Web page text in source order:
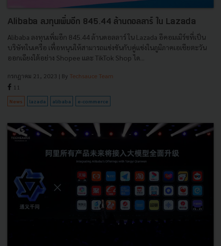
Alibaba ลงทุนเพิ่มอีก 845.44 ล้านดอลลาร์ ใน Lazada
Alibaba ลงทุนเพิ่มอีก 845.44 ล้านดอลลาร์ ใน Lazada อีคอมเมิร์ซที่เป็น
บริษัทในเครือ เพื่อหนุนให้สามารถแข่งขันกับคู่แข่งในภูมิภาคเอเชียตะวัน
ออกเฉียงใต้อย่าง Shopee และ TikTok Shop ได...
กรกฎาคม 21, 2023 | By Techsauce Team
11
News lazada alibaba e-commerce